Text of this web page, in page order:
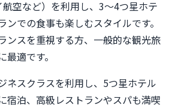
航空など）を利用し、3〜4つ星ホテ
ンでの食事も楽しむスタイルです。
ンスを重視する方、一般的な観光旅
適です。
ネスクラスを利用し、5つ星ホテル
宿泊、高級レストランやスパも満喫